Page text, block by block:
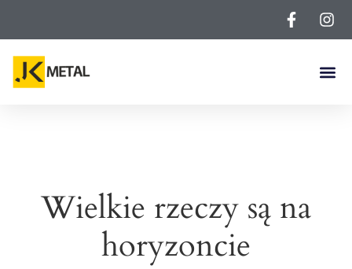
Wielkie rzeczy są na
horyzoncie